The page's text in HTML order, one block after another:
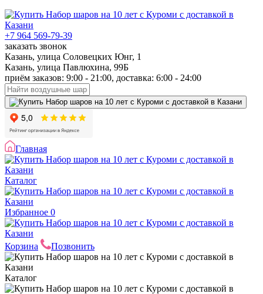
+7 964 569-79-39
заказать звонок
Казань, улица Соловецких Юнг, 1
Казань, улица Павлюхина, 99Б
приём заказов: 9:00 - 21:00, доставка: 6:00 - 24:00
Главная
Каталог
Избранное 0
Корзина Позвонить
Каталог